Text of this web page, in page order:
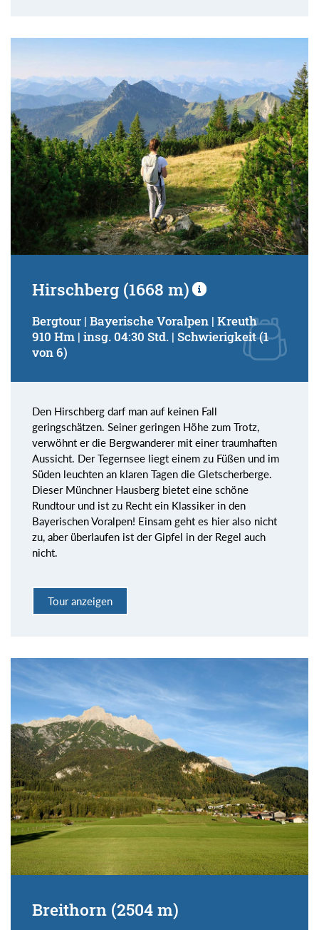
Hirschberg (1668 m)
Bergtour | Bayerische Voralpen | Kreuth
910 Hm | insg. 04:30 Std. | Schwierigkeit (1
von 6)
Den Hirschberg darf man auf keinen Fall
geringschätzen. Seiner geringen Höhe zum Trotz,
verwöhnt er die Bergwanderer mit einer traumhaften
Aussicht. Der Tegernsee liegt einem zu Füßen und im
Süden leuchten an klaren Tagen die Gletscherberge.
Dieser Münchner Hausberg bietet eine schöne
Rundtour und ist zu Recht ein Klassiker in den
Bayerischen Voralpen! Einsam geht es hier also nicht
zu, aber überlaufen ist der Gipfel in der Regel auch
nicht.
Tour anzeigen
Breithorn (2504 m)